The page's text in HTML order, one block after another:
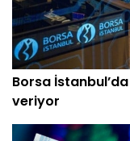
Borsa
veriyor